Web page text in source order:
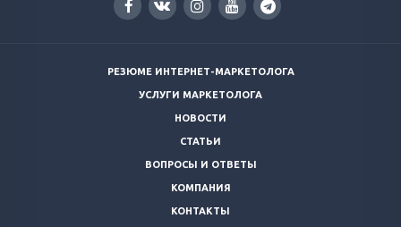
РЕЗЮМЕ ИНТЕРНЕТ-МАРКЕТОЛОГА
УСЛУГИ МАРКЕТОЛОГА
НОВОСТИ
СТАТЬИ
ВОПРОСЫ И ОТВЕТЫ
КОМПАНИЯ
КОНТАКТЫ